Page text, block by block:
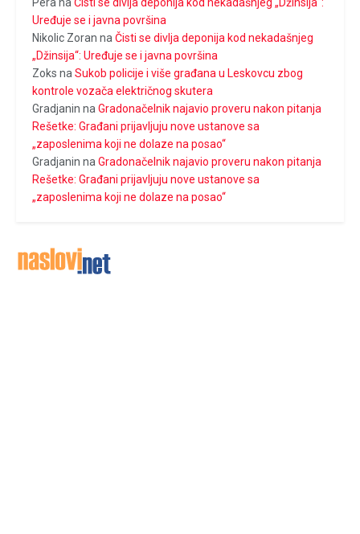
PeranaČisti se divlja deponija kod nekadašnjeg „Džinsija“:
Uređuje se i javna površina
Nikolic Zoran naČisti se divlja deponija kod nekadašnjeg
„Džinsija“: Uređuje se i javna površina
Zoks naSukob policije i više građana u Leskovcu zbog
kontrole vozača električnog skutera
Gradjanin naGradonačelnik najavio proveru nakon pitanja
Rešetke: Građani prijavljuju nove ustanove sa
„zaposlenima koji ne dolaze na posao“
Gradjanin naGradonačelnik najavio proveru nakon pitanja
Rešetke: Građani prijavljuju nove ustanove sa
„zaposlenima koji ne dolaze na posao“